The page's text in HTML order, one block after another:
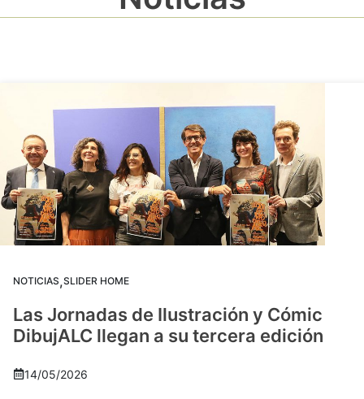
NOTICIAS,SLIDER HOME
Las Jornadas de Ilustración y Cómic
DibujALC llegan a su tercera edición
14/05/2026